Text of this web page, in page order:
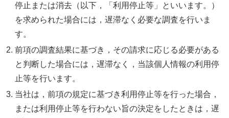
停止または消去（以下，「利用停止等」といいます。）
を求められた場合には，遅滞なく必要な調査を行いま
す。
前項の調査結果に基づき，その請求に応じる必要がある
と判断した場合には，遅滞なく，当該個人情報の利用停
止等を行います。
当社は，前項の規定に基づき利用停止等を行った場合，
または利用停止等を行わない旨の決定をしたときは，遅